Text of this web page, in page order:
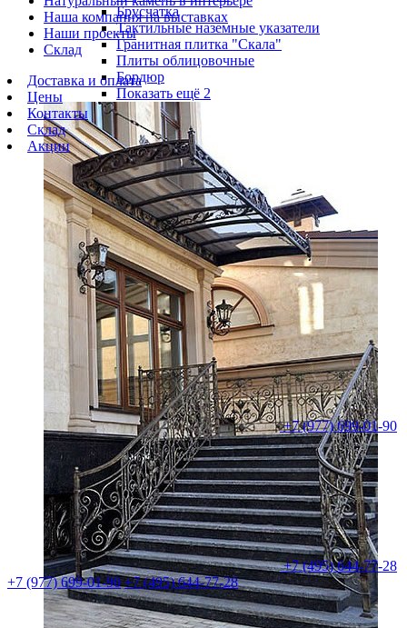
Брусчатка
Тактильные наземные указатели
Гранитная плитка "Скала"
Плиты облицовочные
Бордюр
Показать ещё 2
Наша компания на выставках
Наши проекты
Склад
Доставка и оплата
Цены
Контакты
Склад
Акции
+7 (977) 699-01-90
+7 (495) 644-77-28
+7 (977) 699-01-90 +7 (495) 644-77-28